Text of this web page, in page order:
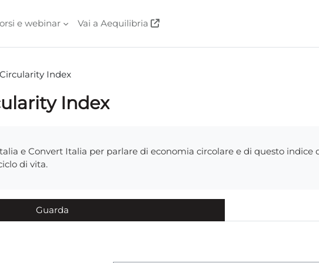
e webinar Vai a Aequilibria
Index
Index
e Convert Italia per parlare di economia circolare e di questo
di vita.
Guarda